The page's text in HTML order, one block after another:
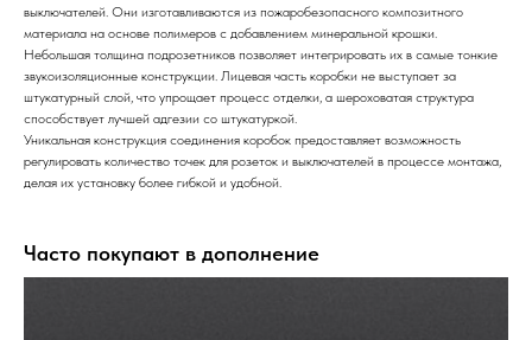
выключателей. Они изготавливаются из пожаробезопасного композитного
материала на основе полимеров с добавлением минеральной крошки.
Небольшая толщина подрозетников позволяет интегрировать их в самые тонкие
звукоизоляционные конструкции. Лицевая часть коробки не выступает за
штукатурный слой, что упрощает процесс отделки, а шероховатая структура
способствует лучшей адгезии со штукатуркой.
Уникальная конструкция соединения коробок предоставляет возможность
регулировать количество точек для розеток и выключателей в процессе монтажа,
делая их установку более гибкой и удобной.
Часто покупают в дополнение